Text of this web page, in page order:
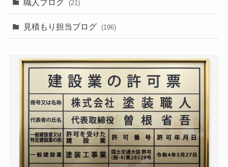
職人ブログ (21)
見積もり担当ブログ (196)